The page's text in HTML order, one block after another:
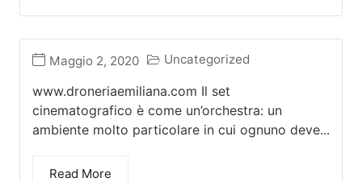
Maggio 2, 2020 Uncategorized
www.droneriaemiliana.com Il set
cinematografico è come un’orchestra: un
ambiente molto particolare in cui ognuno deve...
Read More